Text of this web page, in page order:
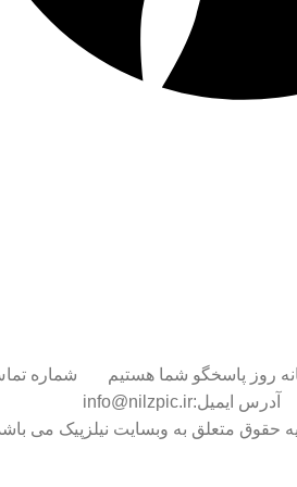
24 ساعت شبانه روز پاسخگو شما هستیم شماره
حقوق متعلق به وبسایت نیلزپیک می